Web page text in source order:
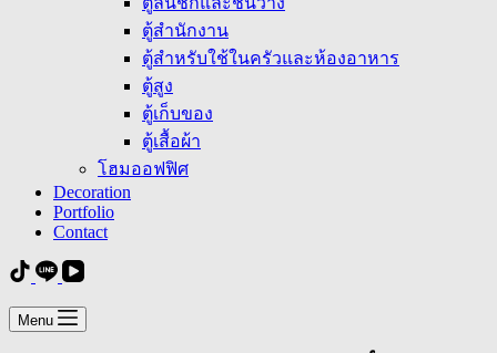
ตู้สำนักงาน
ตู้สำหรับใช้ในครัวและห้องอาหาร
ตู้สูง
ตู้เก็บของ
ตู้เสื้อผ้า
โฮมออฟฟิศ
Decoration
Portfolio
Contact
Menu